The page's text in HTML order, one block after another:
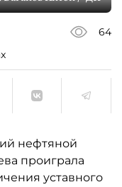
64
нефтяной
проиграла
уставного